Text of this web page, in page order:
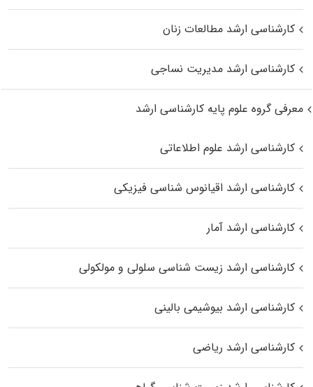
کارشناسی ارشد مطالعات زنان
کارشناسی ارشد مدیریت نساجی
معرفی گروه علوم پایه کارشناسی ارشد
کارشناسی ارشد علوم اطلاعاتی
کارشناسی ارشد اقیانوس‌ شناسی فیزیکی
کارشناسی ارشد آمار
کارشناسی ارشد زیست شناسی سلولی و مولکولی
کارشناسی ارشد بیوشیمی بالینی
کارشناسی ارشد ریاضی